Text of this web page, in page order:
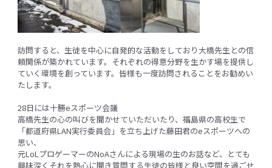
訪問すると、生徒を中心に自発的な活動をしており大橋先生との信
頼関係が築かれています。それぞれの得意分野を生かす場を提供し
ていく環境を創っています。皆様も一度訪問されることをお勧めい
たします。
28日には十勝eスポーツ会議
高橋先生の心の叫びを聞かせていただいたり、福島県の高校生で
「都道府県LAN実行委員会」を立ち上げた藤田君のeスポーツへの
思い、
元LoLプロゲーマーのNoAさんによる現場の生のお話など、とても
興味深くそれを熱心に聞き質問する生徒の皆様と良い空間を過ごせ